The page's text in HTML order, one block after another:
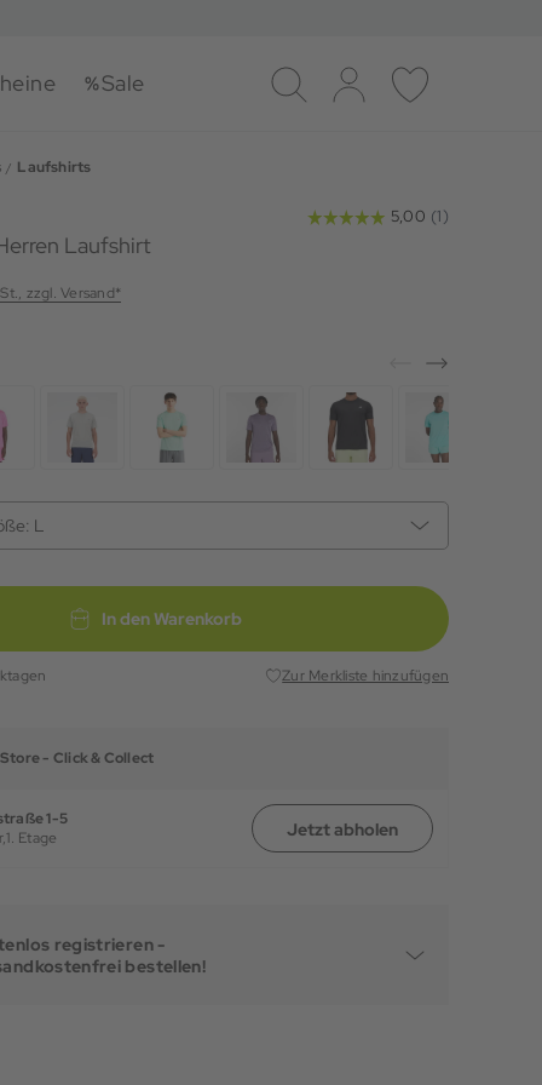
Sale
Suche Log-in Merkliste
Laufshirts
Laufshirt
zzgl. Versand*
L
In den Warenkorb
Zur Merkliste hinzufügen
- Click & Collect
1-5
1. Etage Jetzt abholen
registrieren -
bestellen!